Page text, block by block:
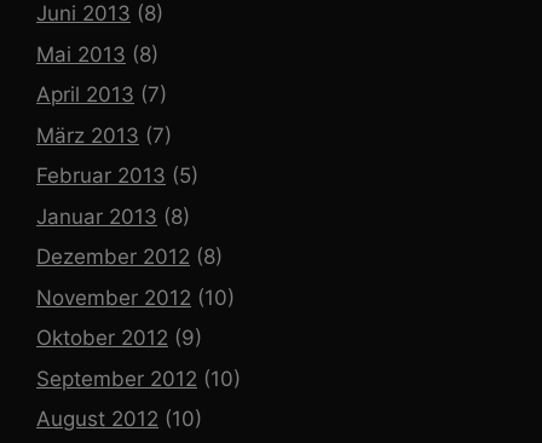
Juni 2013 (8)
Mai 2013 (8)
April 2013 (7)
März 2013 (7)
Februar 2013 (5)
Januar 2013 (8)
Dezember 2012 (8)
November 2012 (10)
Oktober 2012 (9)
September 2012 (10)
August 2012 (10)